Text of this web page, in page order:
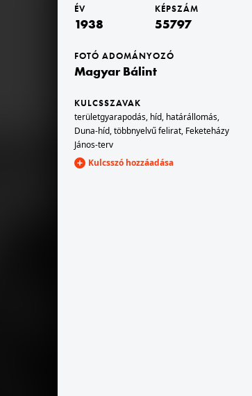
ÉV
1938
KÉPSZÁM
55797
FOTÓ ADOMÁNYOZÓ
Magyar Bálint
KULCSSZAVAK
területgyarapodás, híd, határállomás,
Duna-híd,többnyelvű felirat, Feketeházy
János-terv
Kulcsszó hozzáadása